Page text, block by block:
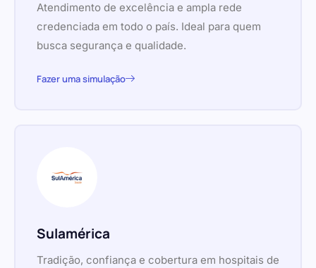
Atendimento de excelência e ampla rede
credenciada em todo o país. Ideal para quem
busca segurança e qualidade.
Fazer uma simulação
Sulamérica
Tradição, confiança e cobertura em hospitais de